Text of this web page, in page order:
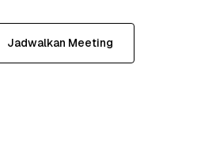
Jadwalkan Meeting